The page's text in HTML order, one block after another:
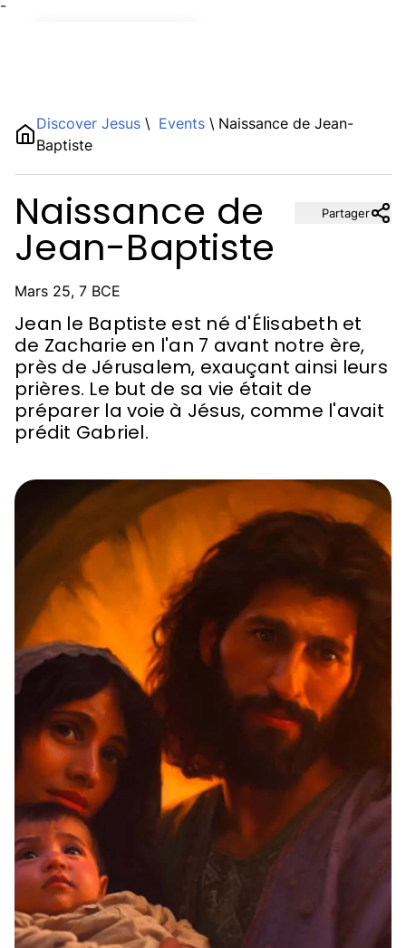
¯
Discover Jesus \ Events \ Naissance de Jean-
Baptiste
Naissance de
Jean-Baptiste
Mars 25, 7 BCE
Jean le Baptiste est né d'Élisabeth et
de Zacharie en l'an 7 avant notre ère,
près de Jérusalem, exauçant ainsi leurs
prières. Le but de sa vie était de
préparer la voie à Jésus, comme l'avait
prédit Gabriel.
Partager
Description